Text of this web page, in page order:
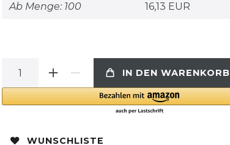
Ab Menge: 100 16,13 EUR
IN DEN WARENKORB
WUNSCHLISTE